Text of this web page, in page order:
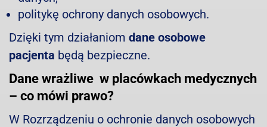
politykę ochrony danych osobowych.
Dzięki tym działaniom dane osobowe
pacjenta będą bezpieczne.
Dane wrażliwe w placówkach medycznych
– co mówi prawo?
W Rozrządzeniu o ochronie danych osobowych